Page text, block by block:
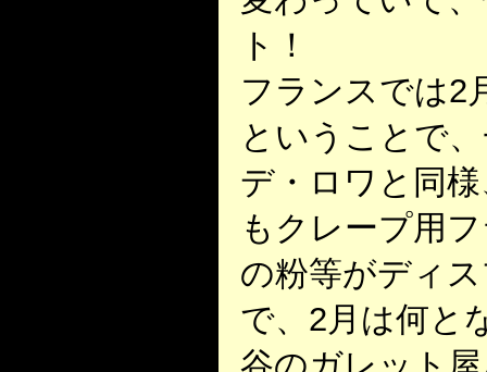
ト！
フランスでは2
ということで
デ・ロワと同
もクレープ用
の粉等がディ
で、2月は何と